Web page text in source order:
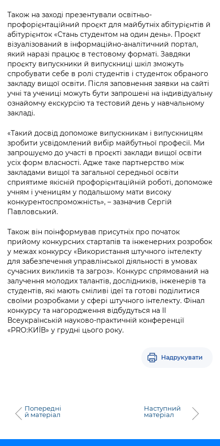
Також на заході презентували освітньо-
профорієнтаційний проєкт для майбутніх абітурієнтів й
абітурієнток «Стань студентом на один день». Проєкт
візуалізований в інформаційно-аналітичний портал,
який наразі працює в тестовому форматі. Завдяки
проєкту випускники й випускниці шкіл зможуть
спробувати себе в ролі студентів і студенток обраного
закладу вищої освіти. Після заповнення заявки на сайті
учні та учениці можуть бути запрошені на індивідуальну
ознайомчу екскурсію та тестовий день у навчальному
закладі.
«Такий досвід допоможе випускникам і випускницям
зробити усвідомлений вибір майбутньої професії. Ми
запрошуємо до участі в проєкті заклади вищої освіти
усіх форм власності. Адже таке партнерство між
закладами вищої та загальної середньої освіти
сприятиме якісній профорієнтаційній роботі, допоможе
учням і ученицям у подальшому мати високу
конкурентоспроможність», – зазначив Сергій
Павловський.
Також він поінформував присутніх про початок
прийому конкурсних стартапів та інженерних розробок
у межах конкурсу «Використання штучного інтелекту
для забезпечення управлінської діяльності в умовах
сучасних викликів та загроз». Конкурс спрямований на
залучення молодих талантів, дослідників, інженерів та
студентів, які мають сміливі ідеї та готові поділитися
своїми розробками у сфері штучного інтелекту. Фінал
конкурсу та нагородження відбудуться на ІІ
Всеукраїнській науково-практичній конференції
«PRO:КИЇВ» у грудні цього року.
Надрукувати
Попередні
й матеріал
Наступний
матеріал